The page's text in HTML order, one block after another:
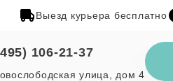
Выезд курьера бесплатно
106-21-37
улица, дом 4